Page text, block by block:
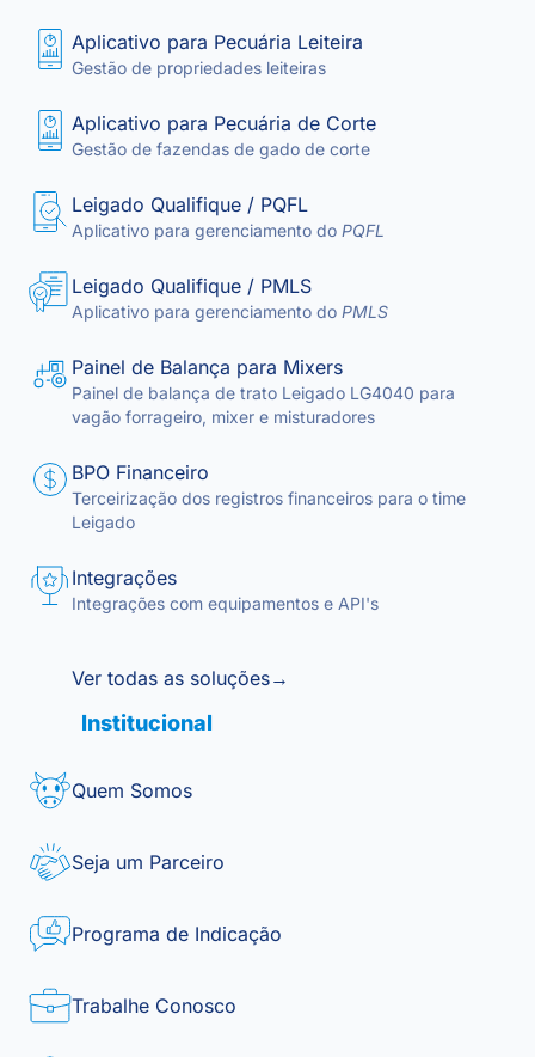
Aplicativo para Pecuária Leiteira
Gestão de propriedades leiteiras
Aplicativo para Pecuária de Corte
Gestão de fazendas de gado de corte
Leigado Qualifique / PQFL
Aplicativo para gerenciamento do PQFL
Leigado Qualifique / PMLS
Aplicativo para gerenciamento do PMLS
Painel de Balança para Mixers
Painel de balança de trato Leigado LG4040 para
vagão forrageiro, mixer e misturadores
BPO Financeiro
Terceirização dos registros financeiros para o time
Leigado
Integrações
Integrações com equipamentos e API's
Ver todas as soluções→
Institucional
Quem Somos
Seja um Parceiro
Programa de Indicação
Trabalhe Conosco